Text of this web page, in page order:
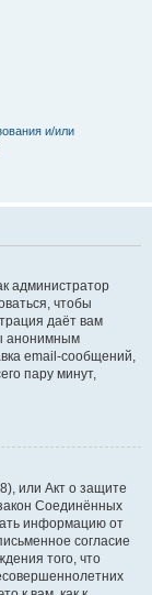
и/или
администратор
чтобы
даёт вам
анонимным
email-сообщений,
пару минут,
или Акт о защите
Соединённых
информацию от
согласие
того, что